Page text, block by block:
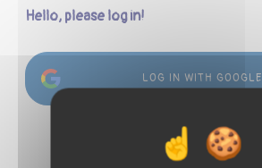
Hello, please log in!
LOG IN WITH GOOGLE
or